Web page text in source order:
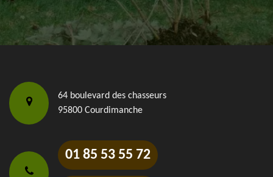
64 boulevard des chasseurs
95800 Courdimanche
01 85 53 55 72